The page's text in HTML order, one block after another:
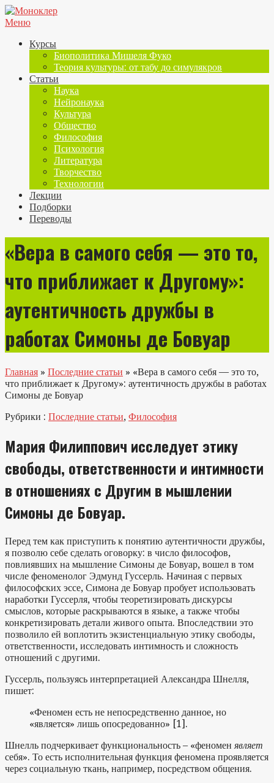
Меню
Курсы
Биополитика Мишеля Фуко
Теория культуры: от табу до симулякров
Статьи
Наука
Нейронаука
Культура
Общество
Философия
Психология
Литература
Творчество
Технологии
Лекции
Подборки
Переводы
«Вера в самого себя — это то,
что приближает к Другому»:
аутентичность дружбы в
работах Симоны де Бовуар
Главная » Последние статьи » «Вера в самого себя — это то,
что приближает к Другому»: аутентичность дружбы в работах
Симоны де Бовуар
Рубрики : Последние статьи, Философия
Мария Филиппович исследует этику
свободы, ответственности и интимности
в отношениях с Другим в мышлении
Симоны де Бовуар.
Перед тем как приступить к понятию аутентичности дружбы,
я позволю себе сделать оговорку: в число философов,
повлиявших на мышление Симоны де Бовуар, вошел в том
числе феноменолог Эдмунд Гуссерль. Начиная с первых
философских эссе, Симона де Бовуар пробует использовать
наработки Гуссерля, чтобы теоретизировать дискурсы
смыслов, которые раскрываются в языке, а также чтобы
конкретизировать детали живого опыта. Впоследствии это
позволило ей воплотить экзистенциальную этику свободы,
ответственности, исследовать интимность и сложность
отношений с другими.
Гуссерль, пользуясь интерпретацией Александра Шнелля,
пишет:
«Феномен есть не непосредственно данное, но
«является» лишь опосредованно» [1].
Шнелль подчеркивает функциональность – «феномен являет
себя». То есть исполнительная функция феномена проявляется
через социальную ткань, например, посредством общения.